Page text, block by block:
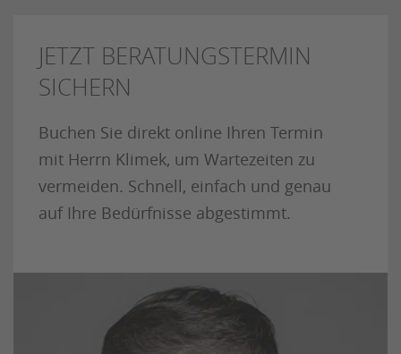
JETZT BERATUNGSTERMIN
SICHERN
Buchen Sie direkt online Ihren Termin
mit Herrn Klimek, um Wartezeiten zu
vermeiden. Schnell, einfach und genau
auf Ihre Bedürfnisse abgestimmt.